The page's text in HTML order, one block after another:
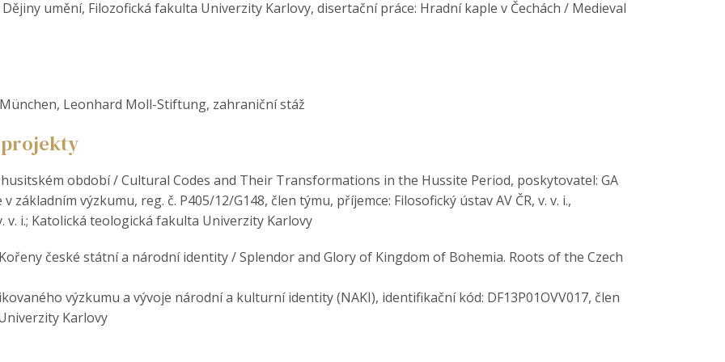
umění, Filozofická fakulta Univerzity Karlovy, disertační práce: Hradní kaple v Čechách / Medieval
Leonhard Moll-Stiftung, zahraniční stáž
projekty
období / Cultural Codes and Their Transformations in the Hussite Period, poskytovatel: GA
výzkumu, reg. č. P405/12/G148, člen týmu, příjemce: Filosofický ústav AV ČR, v. v. i.,
v. i.; Katolická teologická fakulta Univerzity Karlovy
české státní a národní identity / Splendor and Glory of Kingdom of Bohemia. Roots of the Czech
výzkumu a vývoje národní a kulturní identity (NAKI), identifikační kód: DF13P01OVV017, člen
Karlovy